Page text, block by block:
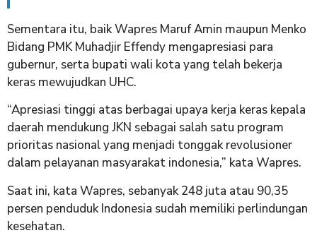
Sementara itu, baik Wapres Maruf Amin maupun Menko
Bidang PMK Muhadjir Effendy mengapresiasi para
gubernur, serta bupati wali kota yang telah bekerja
keras mewujudkan UHC.
“Apresiasi tinggi atas berbagai upaya kerja keras kepala
daerah mendukung JKN sebagai salah satu program
prioritas nasional yang menjadi tonggak revolusioner
dalam pelayanan masyarakat indonesia,” kata Wapres.
Saat ini, kata Wapres, sebanyak 248 juta atau 90,35
persen penduduk Indonesia sudah memiliki perlindungan
kesehatan.